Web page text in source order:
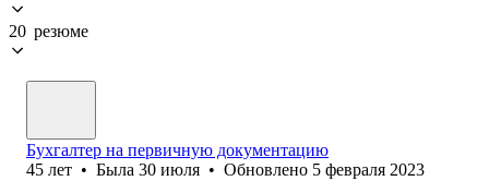
20 резюме
Бухгалтер на первичную документацию
45 лет • Была 30 июля • Обновлено 5 февраля 2023